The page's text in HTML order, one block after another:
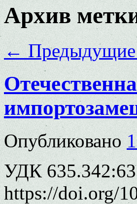
Архив
←Предыдущие
Опубликовано
УДК
https://doi.org/